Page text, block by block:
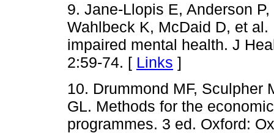
9. Jane-Llopis E, Anderson
Wahlbeck K, McDaid D, et
impaired mental health. J
2:59-74. [ Links ]
10. Drummond MF, Sculpher
GL. Methods for the
programmes. 3 ed. Oxford: